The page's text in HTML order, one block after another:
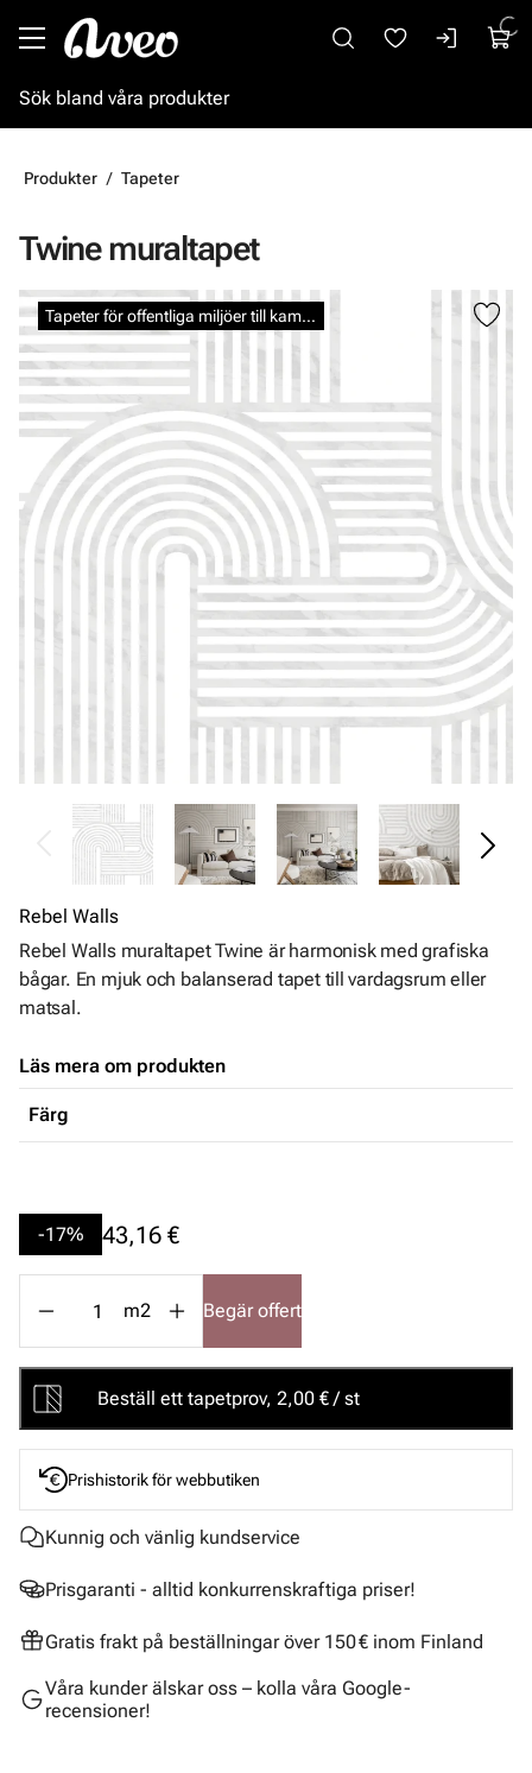
Produkter Tapeter
Twine muraltapet
Tapeter för offentliga miljöer till kampanjpris
Hoppa över bilder
Rebel Walls
Rebel Walls muraltapet Twine är harmonisk med grafiska
bågar. En mjuk och balanserad tapet till vardagsrum eller
matsal.
Läs mera om produkten
Färg
-17% 43,16 €
m2 Begär offert
Beställ ett tapetprov, 2,00 € / st
Prishistorik för webbutiken
Kunnig och vänlig kundservice
Prisgaranti - alltid konkurrenskraftiga priser!
Gratis frakt på beställningar över 150 € inom Finland
Våra kunder älskar oss – kolla våra Google-
recensioner!